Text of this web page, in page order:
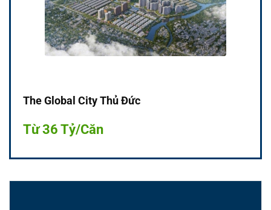
The Global City Thủ Đức
Từ 36 Tỷ/Căn